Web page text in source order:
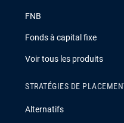
FNB
Fonds à capital fixe
Voir tous les produits
STRATÉGIES DE
Alternatifs